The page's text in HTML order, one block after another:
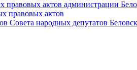
правовых актов администрации
правовых актов
Совета народных депутатов